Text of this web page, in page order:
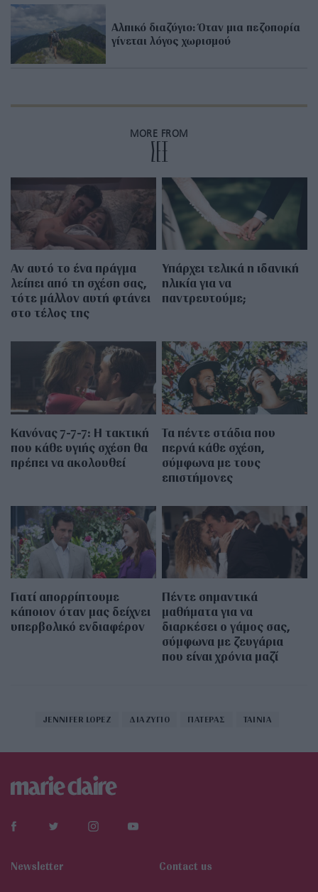
Αλπικό διαζύγιο: Όταν μια πεζοπορία
γίνεται λόγος χωρισμού
MORE FROM
ΣΕΞ
Αν αυτό το ένα πράγμα
λείπει από τη σχέση σας,
τότε μάλλον αυτή φτάνει
στο τέλος της
Υπάρχει τελικά η ιδανική
ηλικία για να
παντρευτούμε;
Κανόνας 7-7-7: Η τακτική
που κάθε υγιής σχέση θα
πρέπει να ακολουθεί
Τα πέντε στάδια που
περνά κάθε σχέση,
σύμφωνα με τους
επιστήμονες
Γιατί απορρίπτουμε
κάποιον όταν μας δείχνει
υπερβολικό ενδιαφέρον
Πέντε σημαντικά
μαθήματα για να
διαρκέσει ο γάμος σας,
σύμφωνα με ζευγάρια
που είναι χρόνια μαζί
JENNIFER LOPEZ ΔΙΑΖΥΓΙΟ ΠΑΤΕΡΑΣ ΤΑΙΝΙΑ
Newsletter Contact us